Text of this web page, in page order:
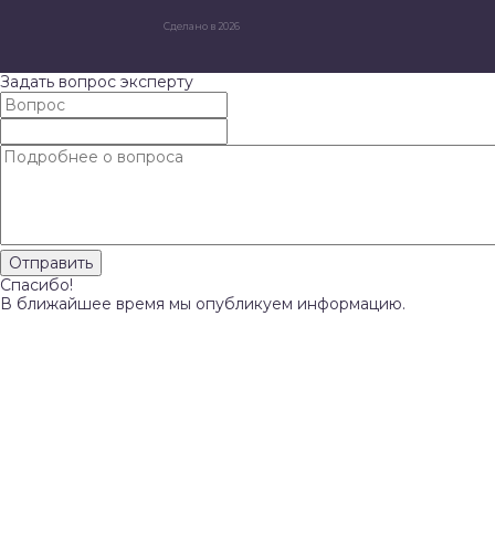
Сделано в 2026
Задать вопрос эксперту
Спасибо!
В ближайшее время мы опубликуем информацию.